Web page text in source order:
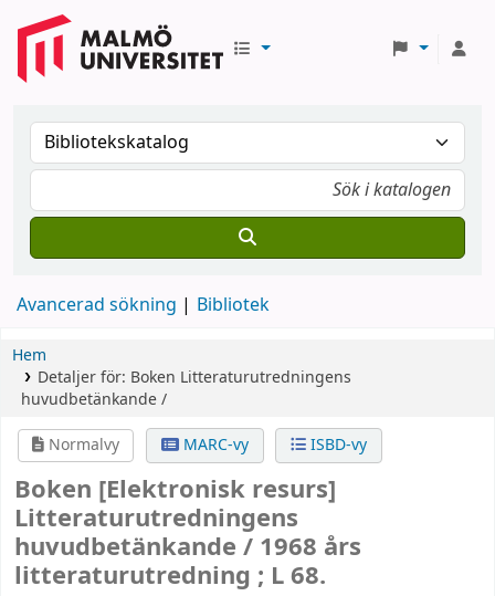
Avancerad sökning Bibliotek
Hem
Detaljer för: Boken Litteraturutredningens
huvudbetänkande /
Normalvy
MARC-vy ISBD-vy
Boken [Elektronisk resurs]
Litteraturutredningens
huvudbetänkande / 1968 års
litteraturutredning ; L 68.